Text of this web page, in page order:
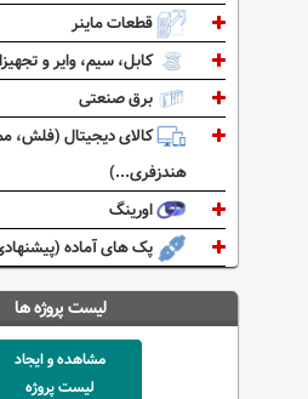
قطعات ماینر
کابل، سیم، وایر و
برق صنعتی
کالای دیجیتال (فلش،
هندزفری...)
اورینگ
پک های آماده
لیست پروژه ها
مشاهده و ایجاد
لیست پروژه